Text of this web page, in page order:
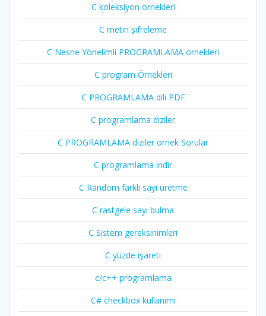
C koleksiyon örnekleri
C metin şifreleme
C Nesne Yönelimli PROGRAMLAMA örnekleri
C program Örnekleri
C PROGRAMLAMA dili PDF
C programlama diziler
C PROGRAMLAMA diziler örnek Sorular
C programlama indir
C Random farklı sayı üretme
C rastgele sayı bulma
C Sistem gereksinimleri
C yüzde işareti
c/c++ programlama
C# checkbox kullanımı